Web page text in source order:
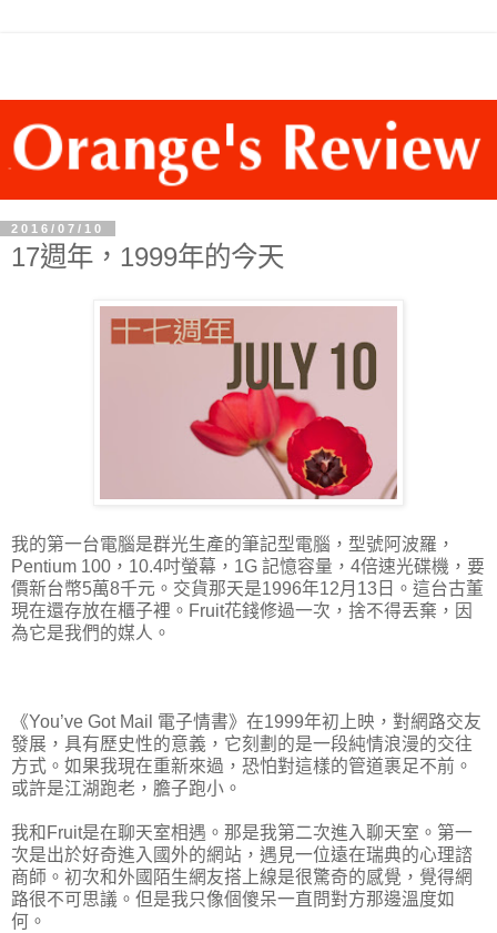
2016/07/10
17週年，1999年的今天
我的第一台電腦是群光生產的筆記型電腦，型號阿波羅，
Pentium 100，10.4吋螢幕，1G 記憶容量，4倍速光碟機，要
價新台幣5萬8千元。交貨那天是1996年12月13日。這台古董
現在還存放在櫃子裡。Fruit花錢修過一次，捨不得丟棄，因
為它是我們的媒人。
《You’ve Got Mail 電子情書》在1999年初上映，對網路交友
發展，具有歷史性的意義，它刻劃的是一段純情浪漫的交往
方式。如果我現在重新來過，恐怕對這樣的管道裹足不前。
或許是江湖跑老，膽子跑小。
我和Fruit是在聊天室相遇。那是我第二次進入聊天室。第一
次是出於好奇進入國外的網站，遇見一位遠在瑞典的心理諮
商師。初次和外國陌生網友搭上線是很驚奇的感覺，覺得網
路很不可思議。但是我只像個傻呆一直問對方那邊溫度如
何。